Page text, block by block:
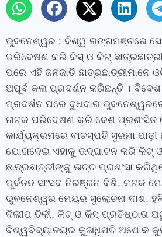
ଭୁବନେଶ୍ୱର : ବିଶ୍ୱ ରଙ୍ଗମଞ୍ଚରେ
ପରିବେଷଣ କରି କିସ୍‍ ଓ କିଟ୍‍
ପରେ ଏହି ଜନଜାତି ଛାତ୍ରଛାତ୍ରୀମାନେ
ଅପୂର୍ବ କଳା ପ୍ରଦର୍ଶନ କରିଛନ୍ତି ।
ପ୍ରଦର୍ଶନ ପରେ ବୁଧବାର
ନାଟକ ପରିବେଷଣ କରି ବେଶ ପ୍ରଶଂସିତ
କାର୍ଯ୍ୟକ୍ରମରେ ବାଚସ୍ପତି ସୁରମା
ଯୋଗଦେଇ ଏହାକୁ ଉଦ୍‌ଘାଟନ କରି କିଟ୍
ଛାତ୍ରଛାତ୍ରୀଙ୍କୁ ଉଚ୍ଚ ପ୍ରଶଂସା
ପୂର୍ବତନ ସାଂସଦ ନିରଞ୍ଜନ ବିଶି, କଟକ
ଭୁବନେଶ୍ୱର ମେୟର ସୁଲୋଚନା ଦାଶ,
ଦିଲୀପ ତିର୍କୀ, କିଟ୍ ଓ କିସ୍ ପ୍ରତିଷ୍ଠାତା
ବିଶ୍ୱବିଦ୍ୟାଳୟର କୁଳାଧିପତି ଅଶୋକ